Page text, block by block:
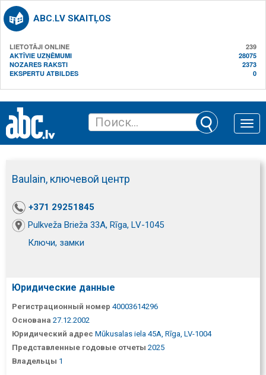
ABC.LV SKAITĻOS
LIETOTĀJI ONLINE
239
AKTĪVIE UZŅĒMUMI
28075
NOZARES RAKSTI
2373
EKSPERTU ATBILDES
0
Toggle
Baulain, ключевой центр
+371 29251845
Pulkveža Brieža 33A, Rīga, LV-1045
Ключи, замки
Юридические данные
Регистрационный номер 40003614296
Основана 27.12.2002
Юридический адрес Mūkusalas iela 45A, Rīga, LV-1004
Представленные годовые отчеты 2025
Владельцы 1